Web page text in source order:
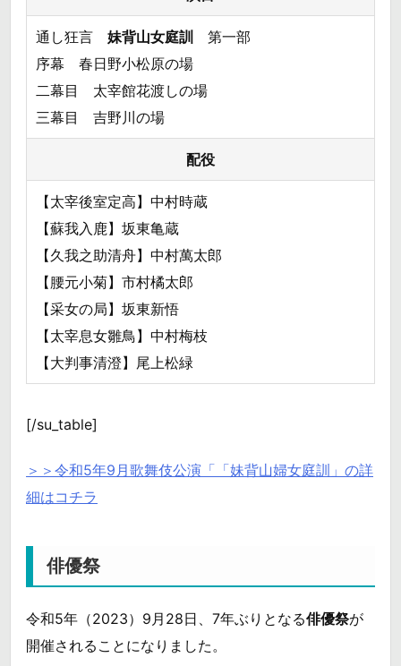
通し狂言 妹背山女庭訓 第一部
序幕 春日野小松原の場
二幕目 太宰館花渡しの場
三幕目 吉野川の場
配役
【太宰後室定高】中村時蔵
【蘇我入鹿】坂東亀蔵
【久我之助清舟】中村萬太郎
【腰元小菊】市村橘太郎
【采女の局】坂東新悟
【太宰息女雛鳥】中村梅枝
【大判事清澄】尾上松緑
[/su_table]
＞＞令和5年9月歌舞伎公演「「妹背山婦女庭訓」の詳
細はコチラ
俳優祭
令和5年（2023）9月28日、7年ぶりとなる俳優祭が
開催されることになりました。